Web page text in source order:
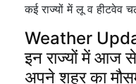
कई राज्यों में लू व हीटवेव
Weather
इन राज्यों में आज से
अपने शहर का